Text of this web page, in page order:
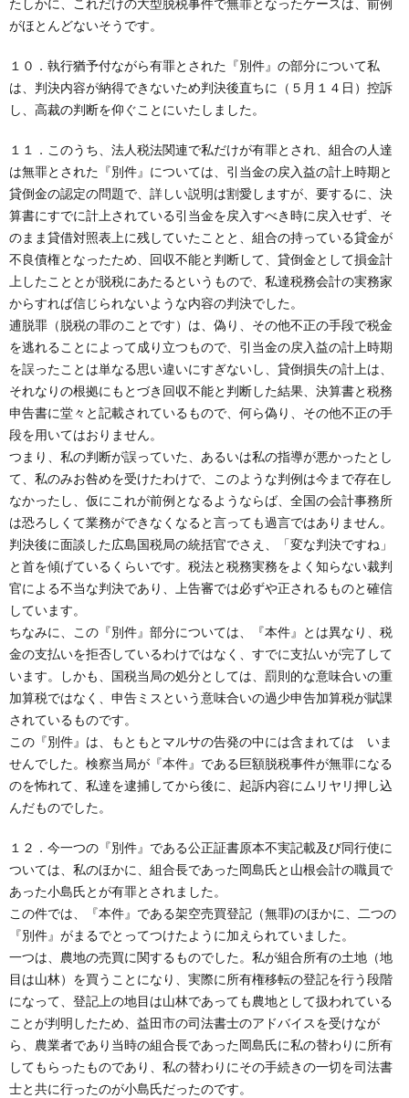
たしかに、これだけの大型脱税事件で無罪となったケースは、前例
がほとんどないそうです。
１０．執行猶予付ながら有罪とされた『別件』の部分について私
は、判決内容が納得できないため判決後直ちに（５月１４日）控訴
し、高裁の判断を仰ぐことにいたしました。
１１．このうち、法人税法関連で私だけが有罪とされ、組合の人達
は無罪とされた『別件』については、引当金の戻入益の計上時期と
貸倒金の認定の問題で、詳しい説明は割愛しますが、要するに、決
算書にすでに計上されている引当金を戻入すべき時に戻入せず、そ
のまま貸借対照表上に残していたことと、組合の持っている貸金が
不良債権となったため、回収不能と判断して、貸倒金として損金計
上したこととが脱税にあたるというもので、私達税務会計の実務家
からすれば信じられないような内容の判決でした。
逋脱罪（脱税の罪のことです）は、偽り、その他不正の手段で税金
を逃れることによって成り立つもので、引当金の戻入益の計上時期
を誤ったことは単なる思い違いにすぎないし、貸倒損失の計上は、
それなりの根拠にもとづき回収不能と判断した結果、決算書と税務
申告書に堂々と記載されているもので、何ら偽り、その他不正の手
段を用いてはおりません。
つまり、私の判断が誤っていた、あるいは私の指導が悪かったとし
て、私のみお咎めを受けたわけで、このような判例は今まで存在し
なかったし、仮にこれが前例となるようならば、全国の会計事務所
は恐ろしくて業務ができなくなると言っても過言ではありません。
判決後に面談した広島国税局の統括官でさえ、「変な判決ですね」
と首を傾げているくらいです。税法と税務実務をよく知らない裁判
官による不当な判決であり、上告審では必ずや正されるものと確信
しています。
ちなみに、この『別件』部分については、『本件』とは異なり、税
金の支払いを拒否しているわけではなく、すでに支払いが完了して
います。しかも、国税当局の処分としては、罰則的な意味合いの重
加算税ではなく、申告ミスという意味合いの過少申告加算税が賦課
されているものです。
この『別件』は、もともとマルサの告発の中には含まれては いま
せんでした。検察当局が『本件』である巨額脱税事件が無罪になる
のを怖れて、私達を逮捕してから後に、起訴内容にムリヤリ押し込
んだものでした。
１２．今一つの『別件』である公正証書原本不実記載及び同行使に
ついては、私のほかに、組合長であった岡島氏と山根会計の職員で
あった小島氏とが有罪とされました。
この件では、『本件』である架空売買登記（無罪)のほかに、二つの
『別件』がまるでとってつけたように加えられていました。
一つは、農地の売買に関するものでした。私が組合所有の土地（地
目は山林）を買うことになり、実際に所有権移転の登記を行う段階
になって、登記上の地目は山林であっても農地として扱われている
ことが判明したため、益田市の司法書士のアドバイスを受けなが
ら、農業者であり当時の組合長であった岡島氏に私の替わりに所有
してもらったものであり、私の替わりにその手続きの一切を司法書
士と共に行ったのが小島氏だったのです。